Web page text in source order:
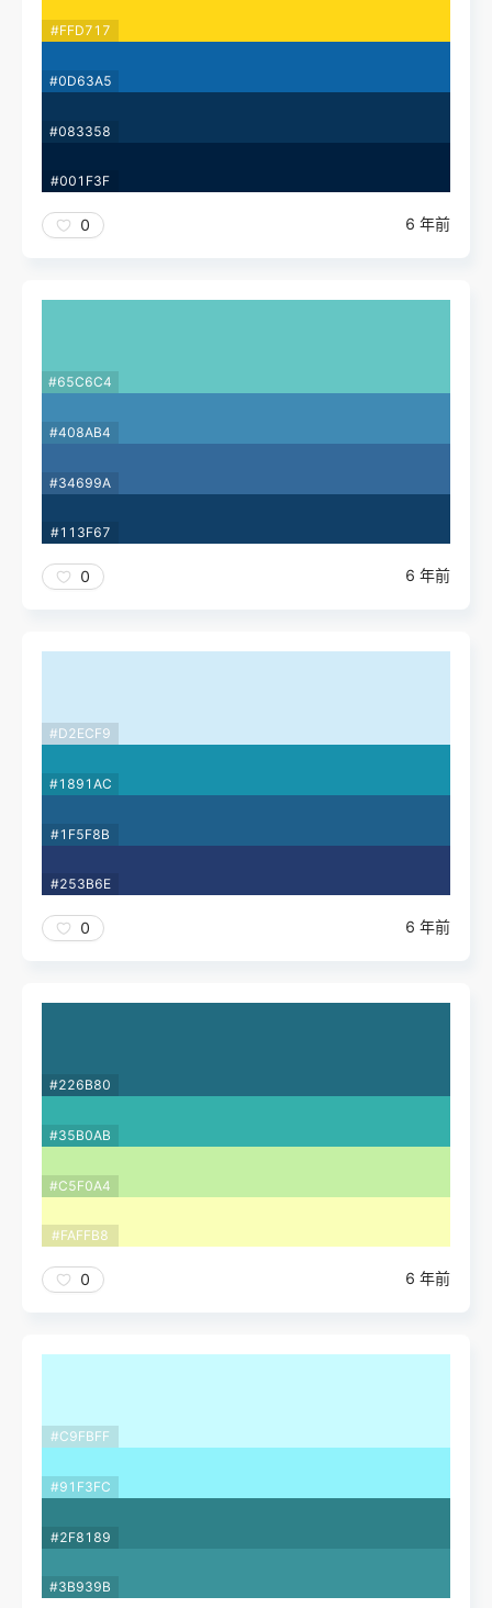
#FFD717
#0D63A5
#083358
#001F3F
0 6 年前
#65C6C4
#408AB4
#34699A
#113F67
0 6 年前
#D2ECF9
#1891AC
#1F5F8B
#253B6E
0 6 年前
#226B80
#35B0AB
#C5F0A4
#FAFFB8
0 6 年前
#C9FBFF
#91F3FC
#2F8189
#3B939B